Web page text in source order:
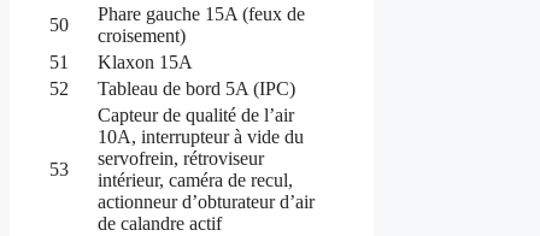
50
Phare gauche 15A (feux de
croisement)
51
Klaxon 15A
52
Tableau de bord 5A (IPC)
53
Capteur de qualité de l’air
10A, interrupteur à vide du
servofrein, rétroviseur
intérieur, caméra de recul,
actionneur d’obturateur d’air
de calandre actif